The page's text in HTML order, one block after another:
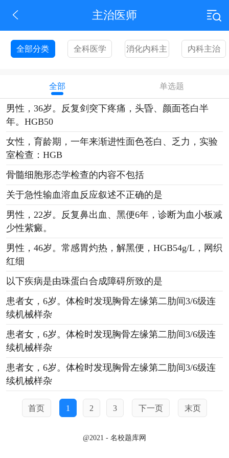
主治医师
全部分类
全科医学
消化内科主
内科主治
全部 单选题
男性，36岁。反复剑突下疼痛，头昏、颜面苍白半
年。HGB50
女性，育龄期，一年来渐进性面色苍白、乏力，实验
室检查：HGB
骨髓细胞形态学检查的内容不包括
关于急性输血溶血反应叙述不正确的是
男性，22岁。反复鼻出血、黑便6年，诊断为血小板减
少性紫癜。
男性，46岁。常感胃灼热，解黑便，HGB54g/L，网织
红细
以下疾病是由珠蛋白合成障碍所致的是
患者女，6岁。体检时发现胸骨左缘第二肋间3/6级连
续机械样杂
患者女，6岁。体检时发现胸骨左缘第二肋间3/6级连
续机械样杂
患者女，6岁。体检时发现胸骨左缘第二肋间3/6级连
续机械样杂
首页 1 2 3 下一页 末页
@2021 - 名校题库网